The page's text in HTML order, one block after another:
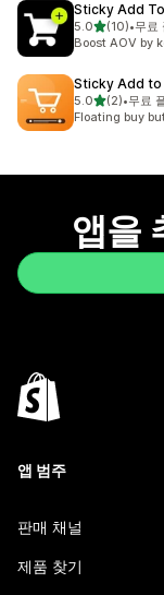
Sticky Add
5.0별 5개 중
(10)
총 리뷰 10개
•무료
Boost AOV by
Sticky Add to
5.0별 5개 중
(2)
총 리뷰 2개
•무료
Floating buy
앱을
앱 범주
판매 채널
제품 찾기